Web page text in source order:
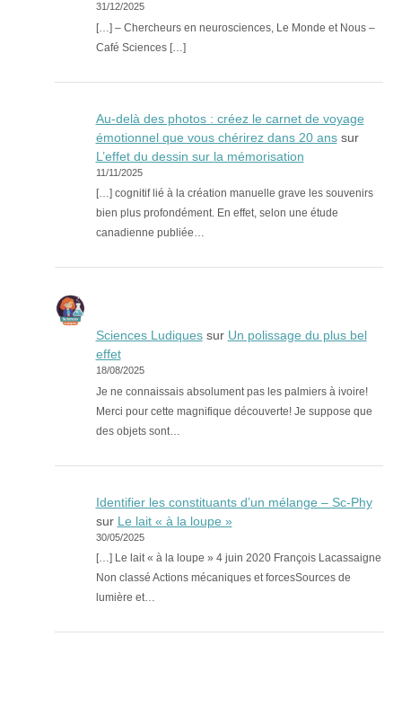
31/12/2025
[…] – Chercheurs en neurosciences, Le Monde et Nous –
Café Sciences […]
Au-delà des photos : créez le carnet de voyage
émotionnel que vous chérirez dans 20 anssur
L’effet du dessin sur la mémorisation
11/11/2025
[…] cognitif lié à la création manuelle grave les souvenirs
bien plus profondément. En effet, selon une étude
canadienne publiée…
Sciences Ludiquessur Un polissage du plus bel
effet
18/08/2025
Je ne connaissais absolument pas les palmiers à ivoire!
Merci pour cette magnifique découverte! Je suppose que
des objets sont…
Identifier les constituants d’un mélange – Sc-Phy
sur Le lait « à la loupe »
30/05/2025
[…] Le lait « à la loupe » 4 juin 2020 François Lacassaigne
Non classé Actions mécaniques et forcesSources de
lumière et…